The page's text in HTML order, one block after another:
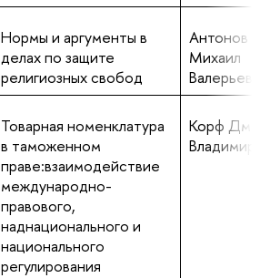
Нормы и аргументы в
делах по защите
религиозных свобод
Антонов
Михаил
Валерьевич
Товарная номенклатура
в таможенном
праве:взаимодействие
международно-
правового,
наднационального и
национального
регулирования
Корф